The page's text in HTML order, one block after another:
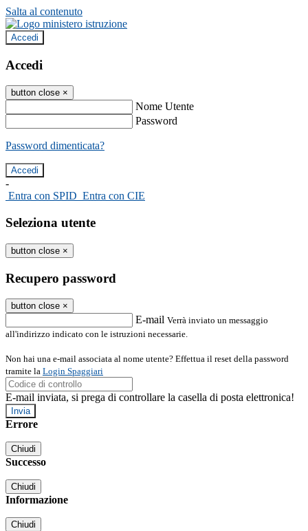
Salta al contenuto
Accedi
Accedi
button close ×
Nome Utente
Password
Password dimenticata?
-
Entra con SPID Entra con CIE
Seleziona utente
button close ×
Recupero password
button close ×
E-mail Verrà inviato un messaggio
all'indirizzo indicato con le istruzioni necessarie.
Non hai una e-mail associata al nome utente? Effettua il reset della password
tramite la Login Spaggiari
E-mail inviata, si prega di controllare la casella di posta elettronica!
Errore
Chiudi
Successo
Chiudi
Informazione
Chiudi